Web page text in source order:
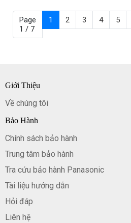
hệ ngay với trung tâm bảo
hành để được hỗ trợ sớm
nhất!
Page
1 / 7
1 2 3 4 5
Giới Thiệu
Về chúng tôi
Bảo Hành
Chính sách bảo hành
Trung tâm bảo hành
Tra cứu bảo hành Panasonic
Tài liệu hướng dẫn
Hỏi đáp
Liên hệ